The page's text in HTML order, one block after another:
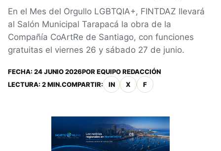
En el Mes del Orgullo LGBTQIA+, FINTDAZ llevará
al Salón Municipal Tarapacá la obra de la
Compañía CoArtRe de Santiago, con funciones
gratuitas el viernes 26 y sábado 27 de junio.
FECHA: 24 JUNIO 2026POR EQUIPO REDACCIÓN
LECTURA: 2 MIN.COMPARTIR: IN X F